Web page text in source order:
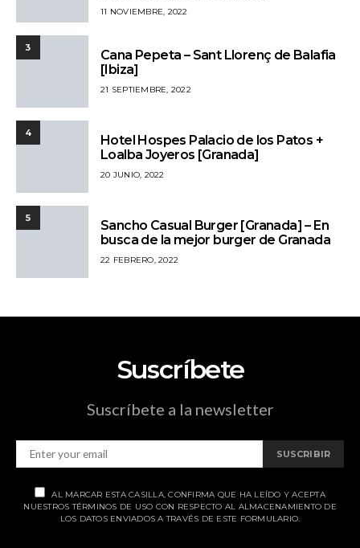
11 NOVIEMBRE, 2022
3
Cana Pepeta – Sant Llorenç de Balafia
[Ibiza]
21 SEPTIEMBRE, 2022
4
Hotel Hospes Palacio de los Patos +
Loalba Joyeros [Granada]
20 JUNIO, 2022
5
Sancho Casual Burger [Granada] – En
busca de la mejor burger de Granada
22 FEBRERO, 2022
Suscríbete
Suscríbete a la newsletter
SUSCRIBIR
AL MARCAR ESTA CASILLA, CONFIRMA QUE HA LEÍDO Y ACEPTA
NUESTROS TÉRMINOS DE USO CON RESPECTO AL ALMACENAMIENTO DE
LOS DATOS ENVIADOS A TRAVÉS DE ESTE FORMULARIO.